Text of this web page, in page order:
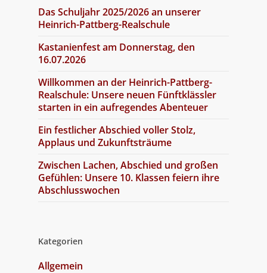
Das Schuljahr 2025/2026 an unserer
Heinrich-Pattberg-Realschule
Kastanienfest am Donnerstag, den
16.07.2026
Willkommen an der Heinrich-Pattberg-
Realschule: Unsere neuen Fünftklässler
starten in ein aufregendes Abenteuer
Ein festlicher Abschied voller Stolz,
Applaus und Zukunftsträume
Zwischen Lachen, Abschied und großen
Gefühlen: Unsere 10. Klassen feiern ihre
Abschlusswochen
Kategorien
Allgemein